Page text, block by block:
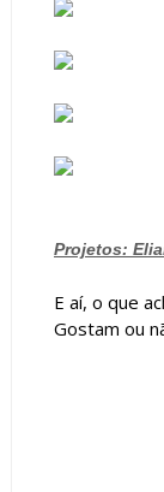
Projetos:
E aí, o que
Gostam ou